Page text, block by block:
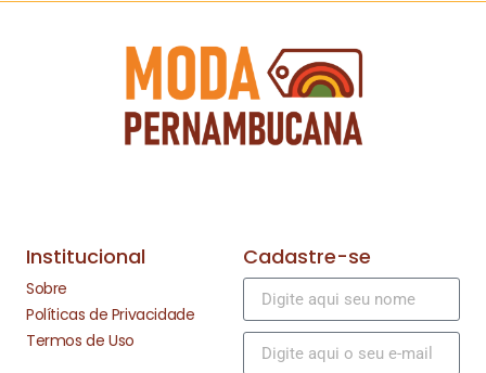
Institucional
Sobre
Políticas de Privacidade
Termos de Uso
Cadastre-se